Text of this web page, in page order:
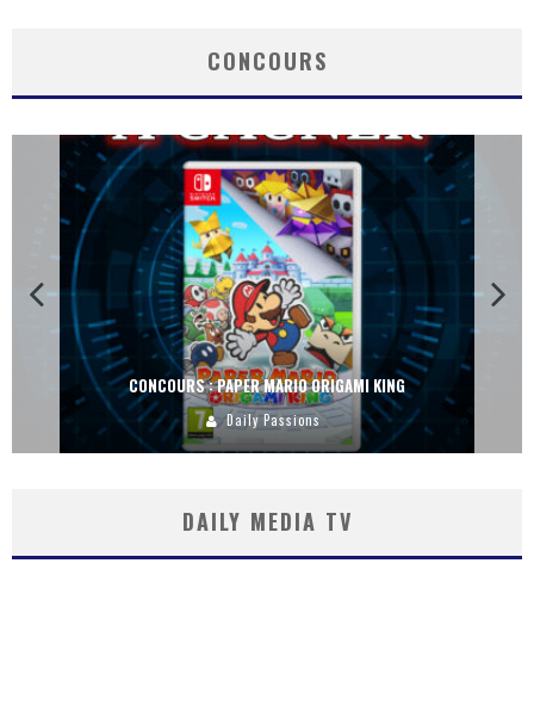
CONCOURS
CONCOURS : PAPER MARIO ORIGAMI KING
Daily Passions
DAILY MEDIA TV